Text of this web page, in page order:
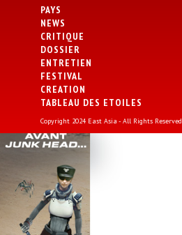
PAYS
NEWS
CRITIQUE
DOSSIER
ENTRETIEN
FESTIVAL
CREATION
TABLEAU DES ETOILES
Copyright 2024 East Asia - All Rights Reserved